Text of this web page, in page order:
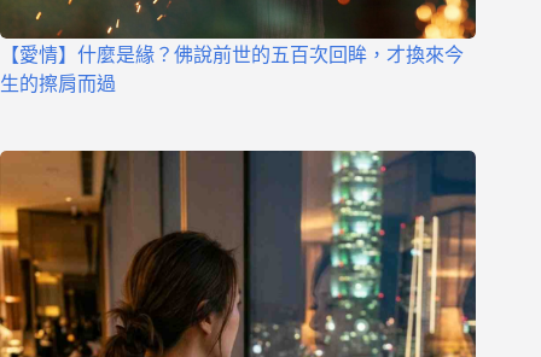
【愛情】什麼是緣？佛說前世的五百次回眸，才換來今
生的擦肩而過